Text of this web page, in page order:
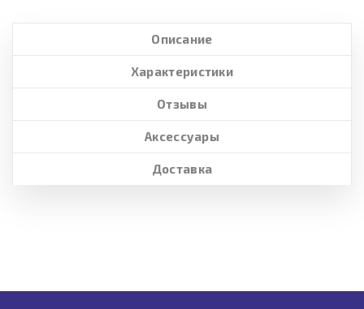
Описание
Характеристики
Отзывы
Аксессуары
Доставка